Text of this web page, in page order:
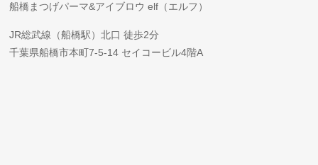
船橋まつげパーマ&アイブロウ elf（エルフ）
JR総武線（船橋駅）北口 徒歩2分
千葉県船橋市本町7-5-14 セイコービル4階A